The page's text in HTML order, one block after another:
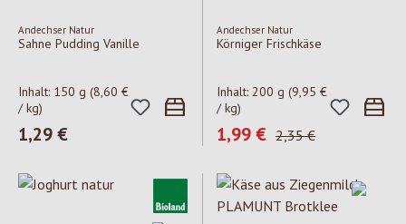
Andechser Natur
Sahne Pudding Vanille
Inhalt: 150 g (8,60 €
/ kg)
Regulärer Preis:
1,29 €
Andechser Natur
Körniger Frischkäse
Inhalt: 200 g (9,95 €
/ kg)
Verkaufspreis:
1,99 € Regulärer Preis:
2,35 €